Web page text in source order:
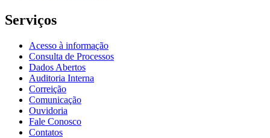
Serviços
Acesso à informação
Consulta de Processos
Dados Abertos
Auditoria Interna
Correição
Comunicação
Ouvidoria
Fale Conosco
Contatos